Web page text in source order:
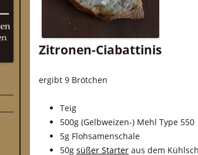
Zitronen-Ciabattinis
ergibt 9 Brötchen
Teig
500g (Gelbweizen-) Mehl Type 550
5g Flohsamenschale
50g süßer Starter aus dem